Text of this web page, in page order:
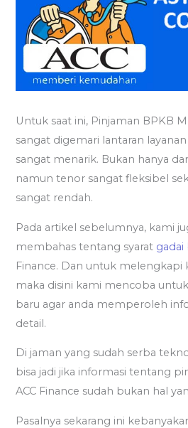
Untuk saat ini, Pinjaman BPKB
sangat digemari lantaran
sangat menarik. Bukan hanya
namun tenor sangat fleksibel
sangat rendah.
Pada artikel sebelumnya, kami
membahas tentang syarat
Finance. Dan untuk melengkapi
maka disini kami mencoba
baru agar anda memperoleh
detail.
Di jaman yang sudah serba
bisa jadi jika informasi tentang
ACC Finance sudah bukan hal
Pasalnya sekarang ini